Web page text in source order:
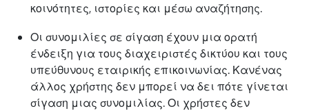
κοινότητες, ιστορίες και μέσω αναζήτησης.
Οι συνομιλίες σε σίγαση έχουν μια ορατή
ένδειξη για τους διαχειριστές δικτύου και τους
υπεύθυνους εταιρικής επικοινωνίας. Κανένας
άλλος χρήστης δεν μπορεί να δει πότε γίνεται
σίγαση μιας συνομιλίας. Οι χρήστες δεν